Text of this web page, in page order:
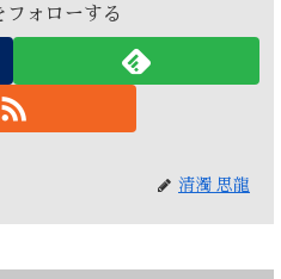
フォローする
清濁 思龍